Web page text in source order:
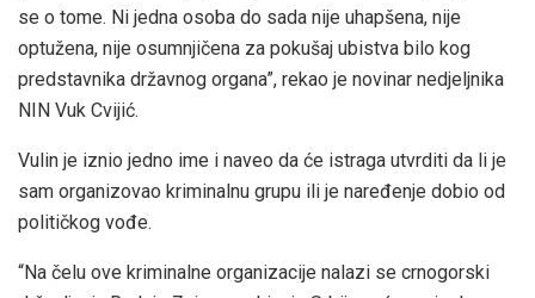
se o tome. Ni jedna osoba do sada nije uhapšena, nije
optužena, nije osumnjičena za pokušaj ubistva bilo kog
predstavnika državnog organa”, rekao je novinar nedjeljnika
NIN Vuk Cvijić.
Vulin je iznio jedno ime i naveo da će istraga utvrditi da li je
sam organizovao kriminalnu grupu ili je naređenje dobio od
političkog vođe.
“Na čelu ove kriminalne organizacije nalazi se crnogorski